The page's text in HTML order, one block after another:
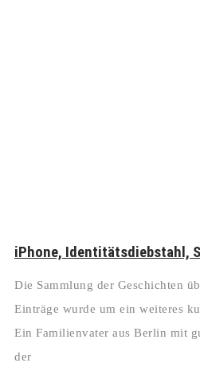
iPhone, Identitätsdiebstahl,
Die Sammlung der Geschichten
Einträge wurde um ein weiteres
Ein Familienvater aus Berlin mit
der